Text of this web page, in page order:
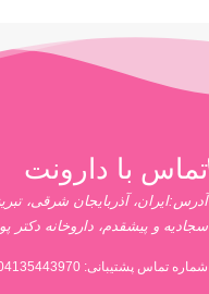
تماس با دارونت
آدرس:ایران، آذربایجان شرقی،
سجادیه و پیشقدم، داروخانه دکتر
شماره تماس پشتیبانی: